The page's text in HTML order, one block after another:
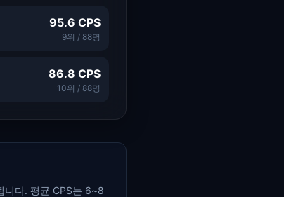
95.6 CPS
9위 / 88명
86.8 CPS
10위 / 88명
니다. 평균 CPS는 6~8